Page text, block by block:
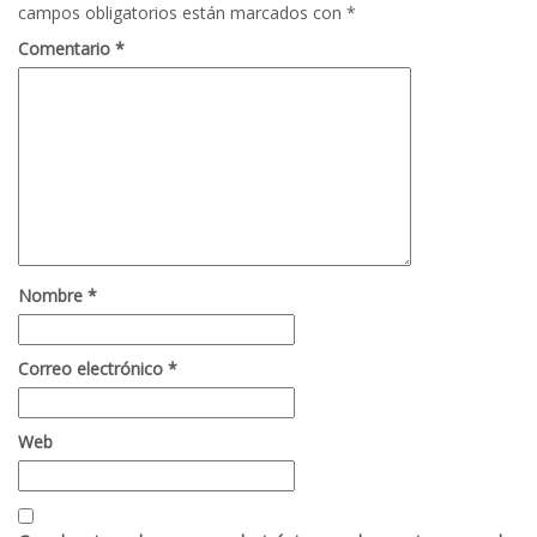
campos obligatorios están marcados con *
Comentario *
Nombre *
Correo electrónico *
Web